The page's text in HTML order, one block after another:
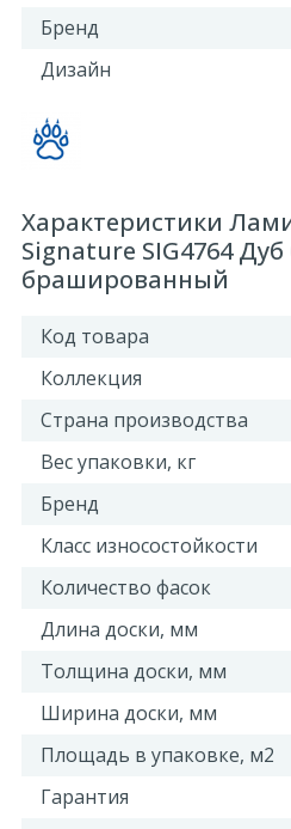
Бренд
Дизайн
Характеристики
Signature SIG4764
брашированный
Код товара
Коллекция
Страна производства
Вес упаковки, кг
Бренд
Класс износостойкости
Количество фасок
Длина доски, мм
Толщина доски, мм
Ширина доски, мм
Площадь в упаковке, м2
Гарантия